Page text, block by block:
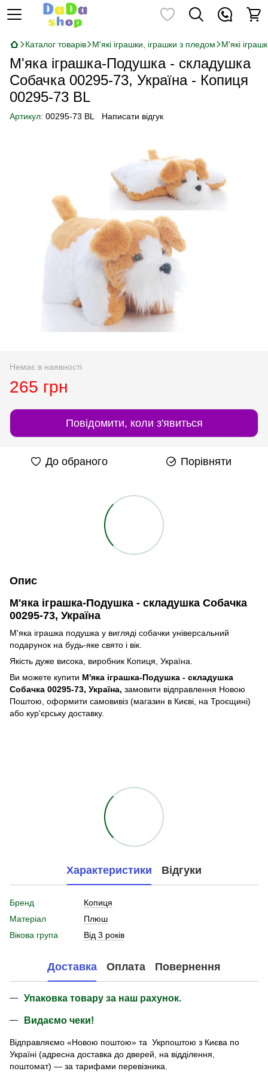
Каталог товарів М'які іграшки, іграшки з пледом М'які
М'яка іграшка-Подушка - складушка
Собачка 00295-73, Україна - Копиця
00295-73 BL
Артикул: 00295-73 BL Написати відгук
Немає в наявності
265 грн
Повідомити, коли з'явиться
До обраного Порівняти
Опис
М'яка іграшка-Подушка - складушка Собачка
00295-73, Україна
М'яка іграшка подушка у вигляді собачки універсальний
подарунок на будь-яке свято і вік.
Якість дуже висока, виробник Копиця, Україна.
Ви можете купити М'яка іграшка-Подушка - складушка
Собачка 00295-73, Україна, замовити відправлення Новою
Поштою, оформити самовивіз (магазин в Києві, на Троєщині)
або кур'єрську доставку.
Характеристики Відгуки
Бренд
Копиця
Матеріал
Плюш
Вікова група
Від 3 років
Доставка Оплата Повернення
Упаковка товару за наш рахунок.
Видаємо чеки!
Відправляємо «Новою поштою» та Укрпоштою з Києва по
Україні (адресна доставка до дверей, на відділення,
поштомат) — за тарифами перевізника.